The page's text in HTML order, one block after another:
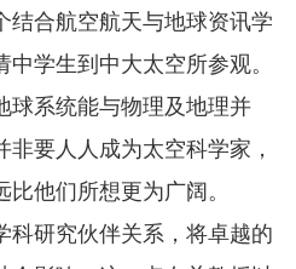
结合航空航天与地球资讯学
学生到中大太空所参观。
球系统能与物理及地理并
要人人成为太空科学家，
他们所想更为广阔。
科研究伙伴关系，将卓越的